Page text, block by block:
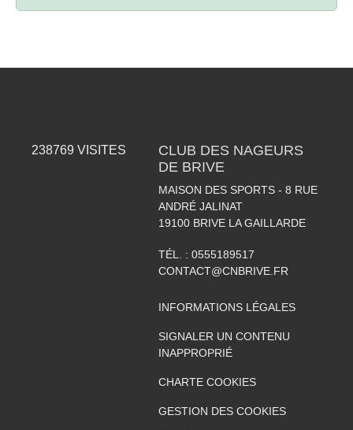
238769 VISITES
CLUB DES NAGEURS
DE BRIVE
MAISON DES SPORTS - 8 RUE
ANDRÉ JALINAT
19100 BRIVE LA GAILLARDE
TÉL. : 0555189517
CONTACT@CNBRIVE.FR
INFORMATIONS LÉGALES
SIGNALER UN CONTENU
INAPPROPRIÉ
CHARTE COOKIES
GESTION DES COOKIES